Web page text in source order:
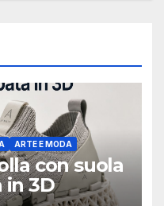
ARTE E MODA
con suola
in 3D